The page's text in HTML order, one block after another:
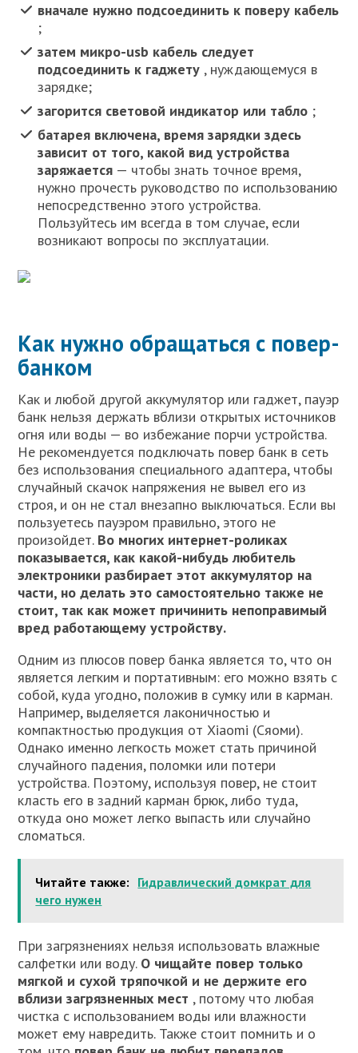
вначале нужно подсоединить к поверу кабель
;
затем микро-usb кабель следует
подсоединить к гаджету , нуждающемуся в
зарядке;
загорится световой индикатор или табло ;
батарея включена, время зарядки здесь
зависит от того, какой вид устройства
заряжается — чтобы знать точное время,
нужно прочесть руководство по использованию
непосредственно этого устройства.
Пользуйтесь им всегда в том случае, если
возникают вопросы по эксплуатации.
Как нужно обращаться с повер-
банком
Как и любой другой аккумулятор или гаджет, пауэр
банк нельзя держать вблизи открытых источников
огня или воды — во избежание порчи устройства.
Не рекомендуется подключать повер банк в сеть
без использования специального адаптера, чтобы
случайный скачок напряжения не вывел его из
строя, и он не стал внезапно выключаться. Если вы
пользуетесь пауэром правильно, этого не
произойдет. Во многих интернет-роликах
показывается, как какой-нибудь любитель
электроники разбирает этот аккумулятор на
части, но делать это самостоятельно также не
стоит, так как может причинить непоправимый
вред работающему устройству.
Одним из плюсов повер банка является то, что он
является легким и портативным: его можно взять с
собой, куда угодно, положив в сумку или в карман.
Например, выделяется лаконичностью и
компактностью продукция от Xiaomi (Сяоми).
Однако именно легкость может стать причиной
случайного падения, поломки или потери
устройства. Поэтому, используя повер, не стоит
класть его в задний карман брюк, либо туда,
откуда оно может легко выпасть или случайно
сломаться.
Читайте также: Гидравлический домкрат для
чего нужен
При загрязнениях нельзя использовать влажные
салфетки или воду. О чищайте повер только
мягкой и сухой тряпочкой и не держите его
вблизи загрязненных мест , потому что любая
чистка с использованием воды или влажности
может ему навредить. Также стоит помнить и о